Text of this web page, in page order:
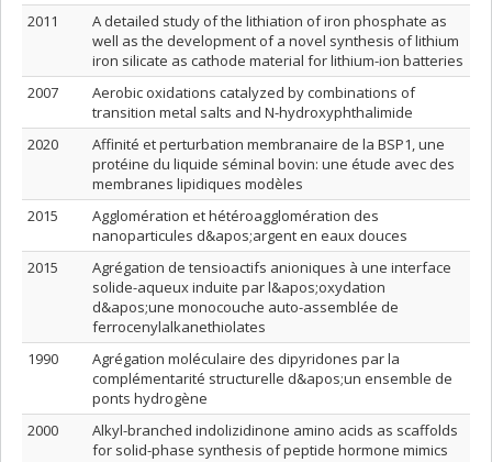
2011
A detailed study of the lithiation of iron phosphate as
well as the development of a novel synthesis of lithium
iron silicate as cathode material for lithium-ion batteries
2007
Aerobic oxidations catalyzed by combinations of
transition metal salts and N-hydroxyphthalimide
2020
Affinité et perturbation membranaire de la BSP1, une
protéine du liquide séminal bovin: une étude avec des
membranes lipidiques modèles
2015
Agglomération et hétéroagglomération des
nanoparticules d&apos;argent en eaux douces
2015
Agrégation de tensioactifs anioniques à une interface
solide-aqueux induite par l&apos;oxydation
d&apos;une monocouche auto-assemblée de
ferrocenylalkanethiolates
1990
Agrégation moléculaire des dipyridones par la
complémentarité structurelle d&apos;un ensemble de
ponts hydrogène
2000
Alkyl-branched indolizidinone amino acids as scaffolds
for solid-phase synthesis of peptide hormone mimics